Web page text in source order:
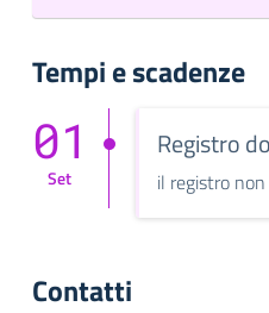
Tempi e scadenze
01
Set
Registro
il registro
Contatti